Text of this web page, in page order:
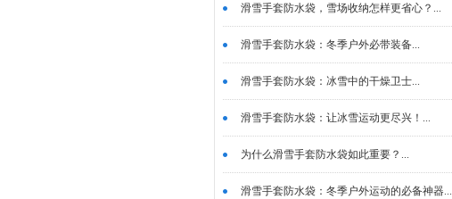
滑雪手套防水袋，雪场收纳怎样更省心？...
滑雪手套防水袋：冬季户外必带装备...
滑雪手套防水袋：冰雪中的干燥卫士...
滑雪手套防水袋：让冰雪运动更尽兴！...
为什么滑雪手套防水袋如此重要？...
滑雪手套防水袋：冬季户外运动的必备神器...